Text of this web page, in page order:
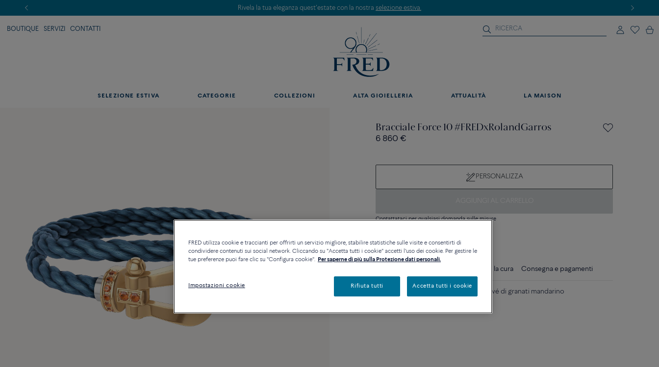
Rivela la tua eleganza quest'estate con la nostra selezione estiva.
BOUTIQUE SERVIZI CONTATTI
SELEZIONE ESTIVA CATEGORIE COLLEZIONI ALTA GIOIELLERIA ATTUALITÀ LA MAISON
Bracciale Force 10 #FREDxRolandGarros
6 860 €
PERSONALIZZA
Contattataci per qualsiasi domanda sulle misure
Consigli per la cura Consegna e pagamenti
Modello grande oro giallo 18k semi pavé di granati mandarino
FRED utilizza cookie e traccianti per offrirti un servizio migliore, stabilire statistiche sulle visite e consentirti di
condividere contenuti sui social network. Cliccando su "Accetta tutti i cookie" accetti l'uso dei cookie. Per gestire le
tue preferenze puoi fare clic su "Configura cookie". Per saperne di più sulla Protezione dati personali.
Impostazioni cookie Rifiuta tutti Accetta tutti i cookie